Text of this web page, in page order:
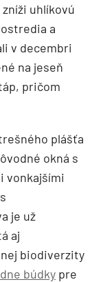
zníži uhlíkovú
a
v decembri
na jeseň
pričom
plášťa
okná s
vonkajšími
je už
aj
biodiverzity
búdky pre